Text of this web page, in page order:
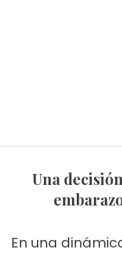
Una decisión que marcó su vida: el
En una